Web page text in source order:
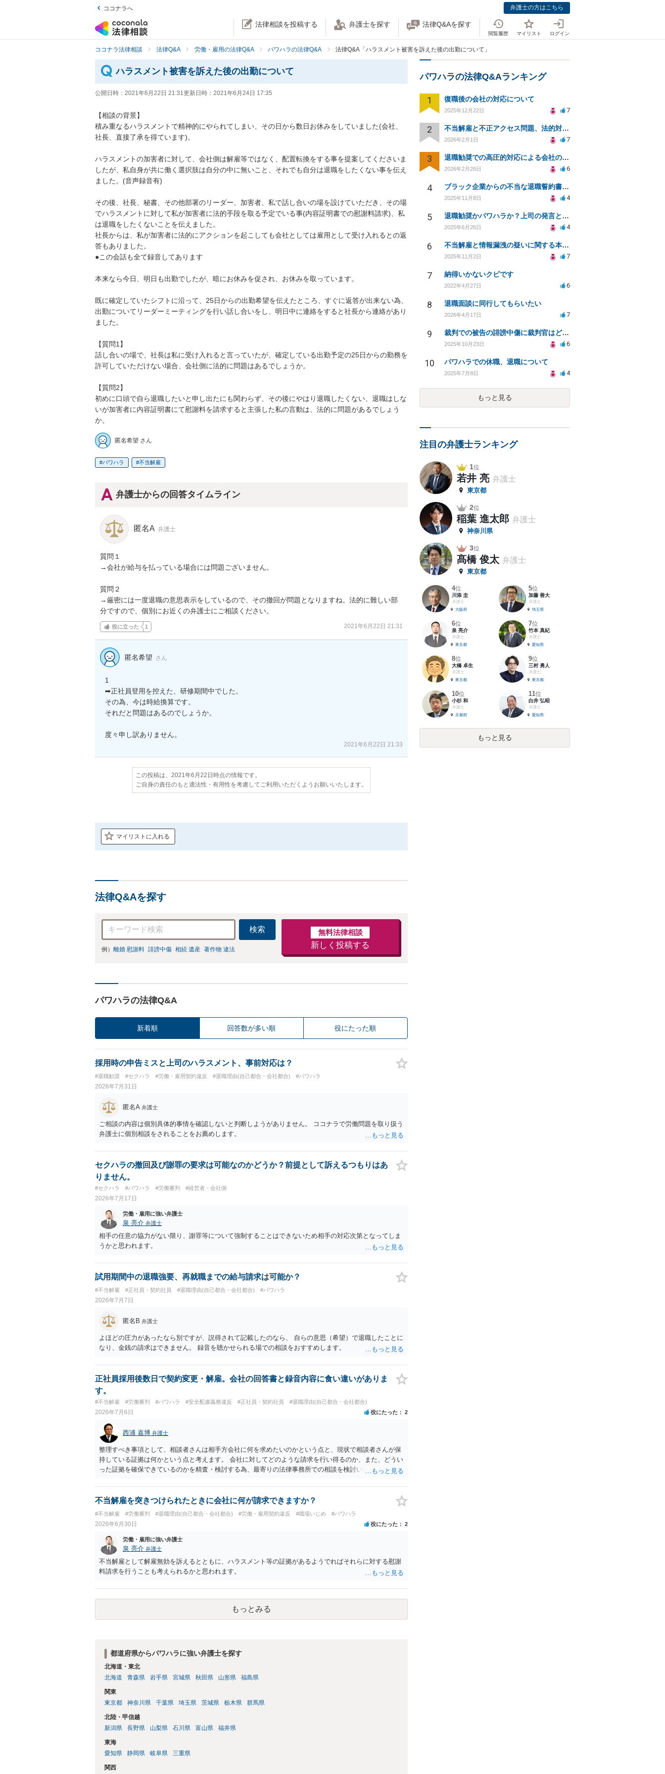
ココナラへ 弁護士の方はこちら
法律相談を投稿する 弁護士を探す 法律Q&Aを探す
閲覧履歴 マイリスト ログイン
ココナラ法律相談 法律Q&A 労働・雇用の法律Q&A パワハラの法律Q&A 法律Q&A「ハラスメント被害を訴えた後の出勤について」
ハラスメント被害を訴えた後の出勤について
公開日時： 2021年6月22日 21:31更新日時： 2021年6月24日 17:35
【相談の背景】
積み重なるハラスメントで精神的にやられてしまい、その日から数日お休みをしていました(会社、
社長、直接了承を得ています)。
ハラスメントの加害者に対して、会社側は解雇等ではなく、配置転換をする事を提案してくださいま
したが、私自身が共に働く選択肢は自分の中に無いこと、それでも自分は退職をしたくない事を伝え
ました。(音声録音有)
その後、社長、秘書、その他部署のリーダー、加害者、私で話し合いの場を設けていただき、その場
でハラスメントに対して私が加害者に法的手段を取る予定でいる事(内容証明書での慰謝料請求)、私
は退職をしたくないことを伝えました。
社長からは、私が加害者に法的にアクションを起こしても会社としては雇用として受け入れるとの返
答もありました。
●この会話も全て録音してあります
本来なら今日、明日も出勤でしたが、暗にお休みを促され、お休みを取っています。
既に確定していたシフトに沿って、25日からの出勤希望を伝えたところ、すぐに返答が出来ない為、
出勤についてリーダーミーティングを行い話し合いをし、明日中に連絡をすると社長から連絡があり
ました。
【質問1】
話し合いの場で、社長は私に受け入れると言っていたが、確定している出勤予定の25日からの勤務を
許可していただけない場合、会社側に法的に問題はあるでしょうか。
【質問2】
初めに口頭で自ら退職したいと申し出たにも関わらず、その後にやはり退職したくない、退職はしな
いが加害者に内容証明書にて慰謝料を請求すると主張した私の言動は、法的に問題があるでしょう
か。
匿名希望 さん
パワハラ 不当解雇
弁護士からの回答タイムライン
匿名A 弁護士
質問１
→会社が給与を払っている場合には問題ございません。
質問２
→厳密には一度退職の意思表示をしているので、その撤回が問題となりますね。法的に難しい部
分ですので、個別にお近くの弁護士にご相談ください。
役に立った 1 2021年6月22日 21:31
匿名希望 さん
1
➡︎正社員登用を控えた、研修期間中でした。
その為、今は時給換算です。
それだと問題はあるのでしょうか。
度々申し訳ありません。
2021年6月22日 21:33
この投稿は、2021年6月22日時点の情報です。
ご自身の責任のもと適法性・有用性を考慮してご利用いただくようお願いいたします。
マイリストに入れる
法律Q&Aを探す
検索
例） 離婚 慰謝料 誹謗中傷 相続 遺産 著作物 違法
無料法律相談
新しく投稿する
パワハラの法律Q&A
新着順 回答数が多い順 役にたった順
採用時の申告ミスと上司のハラスメント、事前対応は？
#退職勧奨 #セクハラ #労働・雇用契約違反 #退職理由(自己都合・会社都合) #パワハラ
2026年7月31日
匿名A 弁護士
ご相談の内容は個別具体的事情を確認しないと判断しようがありません。 ココナラで労働問題を取り扱う
弁護士に個別相談をされることをお薦めします。
セクハラの撤回及び謝罪の要求は可能なのかどうか？前提として訴えるつもりはあ
りません。
#セクハラ #パワハラ #労働審判 #経営者・会社側
2026年7月17日
労働・雇用に強い弁護士
泉 亮介 弁護士
相手の任意の協力がない限り、謝罪等について強制することはできないため相手の対応次第となってしま
うかと思われます。
試用期間中の退職強要、再就職までの給与請求は可能か？
#不当解雇 #正社員・契約社員 #退職理由(自己都合・会社都合) #パワハラ
2026年7月7日
匿名B 弁護士
よほどの圧力があったなら別ですが、説得されて記載したのなら、 自らの意思（希望）で退職したことに
なり、金銭の請求はできません。 録音を聴かせられる場での相談をおすすめします。
正社員採用後数日で契約変更・解雇。会社の回答書と録音内容に食い違いがありま
す。
#不当解雇 #労働審判 #パワハラ #安全配慮義務違反 #正社員・契約社員 #退職理由(自己都合・会社都合)
2026年7月6日 役にたった 2
西浦 嘉博 弁護士
整理すべき事項として、相談者さんは相手方会社に何を求めたいのかという点と、現状で相談者さんが保
持している証拠は何かという点と考えます。 会社に対してどのような請求を行い得るのか、また、どうい
った証拠を確保できているのかを精査・検討する為、最寄りの法律事務所での相談を検討いただければと
不当解雇を突きつけられたときに会社に何が請求できますか？
#不当解雇 #労働審判 #退職理由(自己都合・会社都合) #労働・雇用契約違反 #職場いじめ #パワハラ
2026年6月30日 役にたった 2
労働・雇用に強い弁護士
泉 亮介 弁護士
不当解雇として解雇無効を訴えるとともに、ハラスメント等の証拠があるようでればそれらに対する慰謝
料請求を行うことも考えられるかと思われます。
もっとみる
都道府県からパワハラに強い弁護士を探す
北海道・東北
北海道
青森県 岩手県 宮城県 秋田県 山形県 福島県
関東
東京都
神奈川県 千葉県 埼玉県 茨城県 栃木県 群馬県
北陸・甲信越
新潟県
長野県 山梨県 石川県 富山県 福井県
東海
愛知県
静岡県 岐阜県 三重県
関西
パワハラの法律Q&Aランキング
1 復職後の会社の対応について
2025年12月22日 7
2 不当解雇と不正アクセス問題、法的対応策は？
2026年2月1日 7
3 退職勧奨での高圧的対応による会社の責任はあるか？
2026年2月26日 6
4 ブラック企業からの不当な退職誓約書への対処法は？サインを断る方法は？
2025年11月8日 4
5 退職勧奨かパワハラか？上司の発言と法的対応策
2025年6月26日 4
6 不当解雇と情報漏洩の疑いに関する本人訴訟の相談
2025年11月2日 7
7 納得いかないクビです
2022年4月27日 6
8 退職面談に同行してもらいたい
2026年4月17日 7
9 裁判での被告の誹謗中傷に裁判官はどう対応するか？
2025年10月23日 6
10 パワハラでの休職、退職について
2025年7月8日 4
もっと見る
注目の弁護士ランキング
1位
若井 亮 弁護士
東京都
2位
稲葉 進太郎 弁護士
神奈川県
3位
髙橋 俊太 弁護士
東京都
4位
川添 圭
弁護士
大阪府
5位
加藤 善大
弁護士
埼玉県
6位
泉 亮介
弁護士
東京都
7位
竹本 真紀
弁護士
愛知県
8位
大橋 卓生
弁護士
東京都
9位
三村 勇人
弁護士
東京都
10位
小杉 和
弁護士
京都府
11位
白井 弘昭
弁護士
愛知県
もっと見る